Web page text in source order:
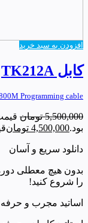
افزودن به سبد خرید
کابل TK212A
Programming cable
5,500,000 تومان
بود.4,500,000 تومان
دانلود سریع و آسان
بدون هیچ معطلی
را شروع کنید!
اساتید مجرب و